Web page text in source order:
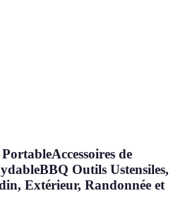
de
Outils Ustensiles,
Extérieur, Randonnée et